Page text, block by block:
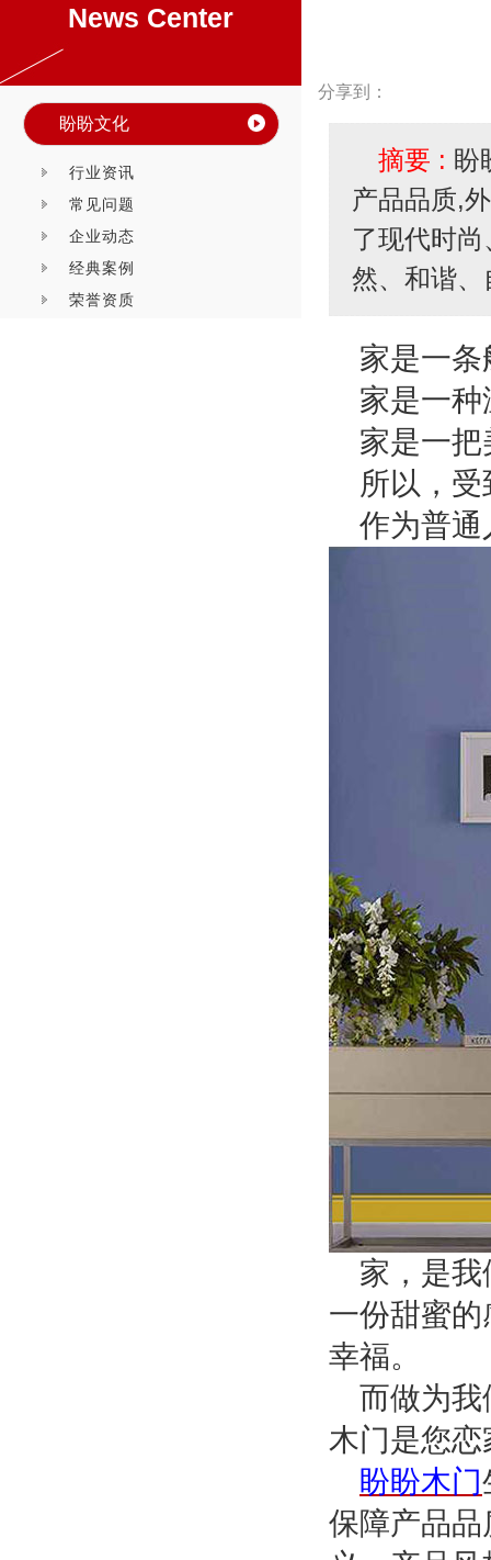
News Center
盼盼文化
行业资讯
常见问题
企业动态
经典案例
荣誉资质
分享到：
摘要 : 盼
产品品质,
了现代时
然、和谐
家是一
家是一
家是一
所以，
作为普通
家，是
一份甜蜜
幸福。
而做为我
木门是您
盼盼木门
保障产品